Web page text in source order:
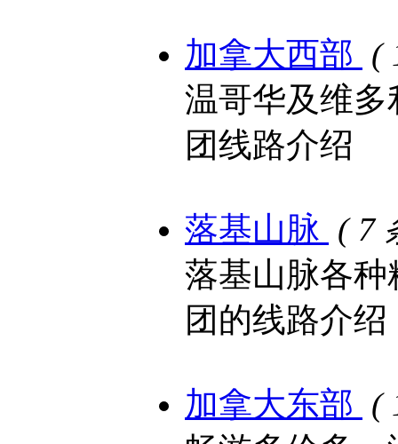
加拿大西部 (
温哥华及维
团线路介绍
落基山脉 ( 7
落基山脉各
团的线路介绍
加拿大东部 (